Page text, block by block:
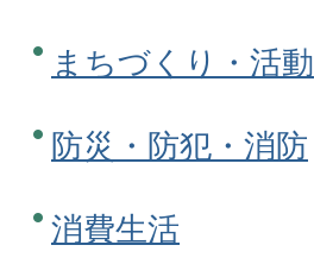
まちづくり・活動
防災・防犯・消防
消費生活